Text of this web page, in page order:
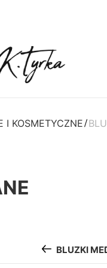
I KOSMETYCZNE
BLUZKI